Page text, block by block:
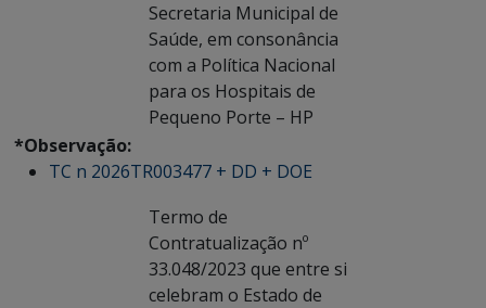
Secretaria Municipal de
Saúde, em consonância
com a Política Nacional
para os Hospitais de
Pequeno Porte – HP
*Observação:
TC n 2026TR003477 + DD + DOE
Termo de
Contratualização nº
33.048/2023 que entre si
celebram o Estado de